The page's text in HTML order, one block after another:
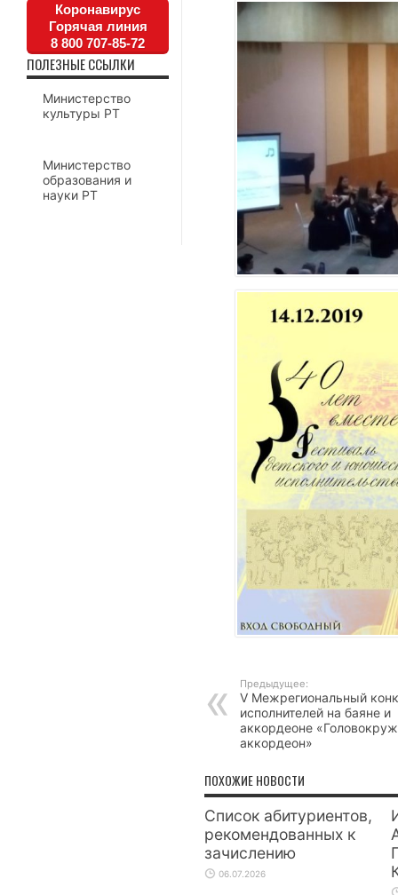
Предыдущее:
V Межрегиональный
исполнителей на баяне и
аккордеоне
аккордеон»
ПОХОЖИЕ НОВОСТИ
Список абитуриентов,
рекомендованных к
зачислению
06.07.2026
Коронавирус
Горячая линия
8 800 707-85-72
ПОЛЕЗНЫЕ ССЫЛКИ
Министерство
культуры РТ
Министерство
образования и
науки РТ